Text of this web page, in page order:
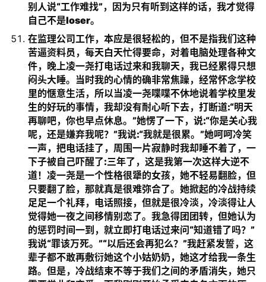
别人说“工作难找”，因为只有听到这样的话，我才觉得
自己不是loser。
在监理公司工作，本应是很轻松的，但不是指我们这种
苦逼资料员，每天白天忙得要命，对着电脑处理各种文
件，晚上凌一尧打电话过来和我聊天，我已经累得只想
闷头大睡。当时我的心情的确非常焦躁，经常怀念学校
里的惬意生活，所以当凌一尧喋喋不休地说着学校里发
生的好玩的事情，我却没有耐心听下去，打断道:“明天
再聊吧，你也早点休息。”她愣了一下，说:“你是关心我
呢，还是嫌弃我呢？”我说:“我就是很累。”她呵呵冷笑
一声，把电话挂了，周围一片寂静时我却睡不着了，一
下子被自己吓醒了:三年了，这是我第一次这样大逆不
道！凌一尧是一个性格很犟的女孩，她不轻易翻脸，但
只要翻了脸，那就真是很难弥合了。她掀起的冷战持续
足足一个礼拜，电话照接，但就是很冷淡，冷淡得让人
觉得她一夜之间移情别恋了。我急得团团转，但她认为
的惩罚时间一到，就立即打电话过来问“知道错了吗？”
我说“罪该万死。”“以后还会再犯么？”我赶紧发誓，这
辈子都不敢再敷衍她这个小姑奶奶，她这才给我一条生
路。但是，冷战结束不等于我们之间的矛盾消失，她只